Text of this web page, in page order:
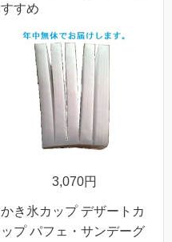
すすめ
3,070円
かき氷カップ デザートカ
ップ パフェ・サンデーグ